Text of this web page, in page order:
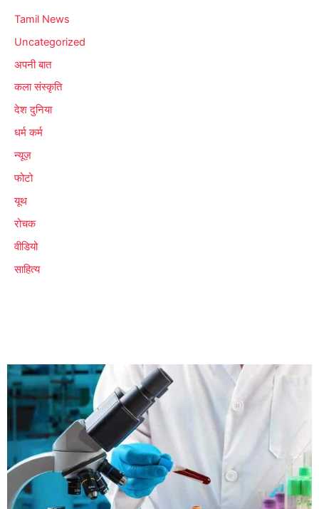
Tamil News
Uncategorized
अपनी बात
कला संस्कृति
देश दुनिया
धर्म कर्म
न्यूज़
फोटो
यूथ
रोचक
वीडियो
साहित्य